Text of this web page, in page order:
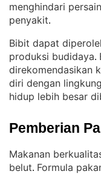
menghindari
penyakit.
Bibit dapat
produksi budidaya.
direkomendasikan
diri dengan
hidup lebih besar
Pemberian
Makanan
belut. Formula